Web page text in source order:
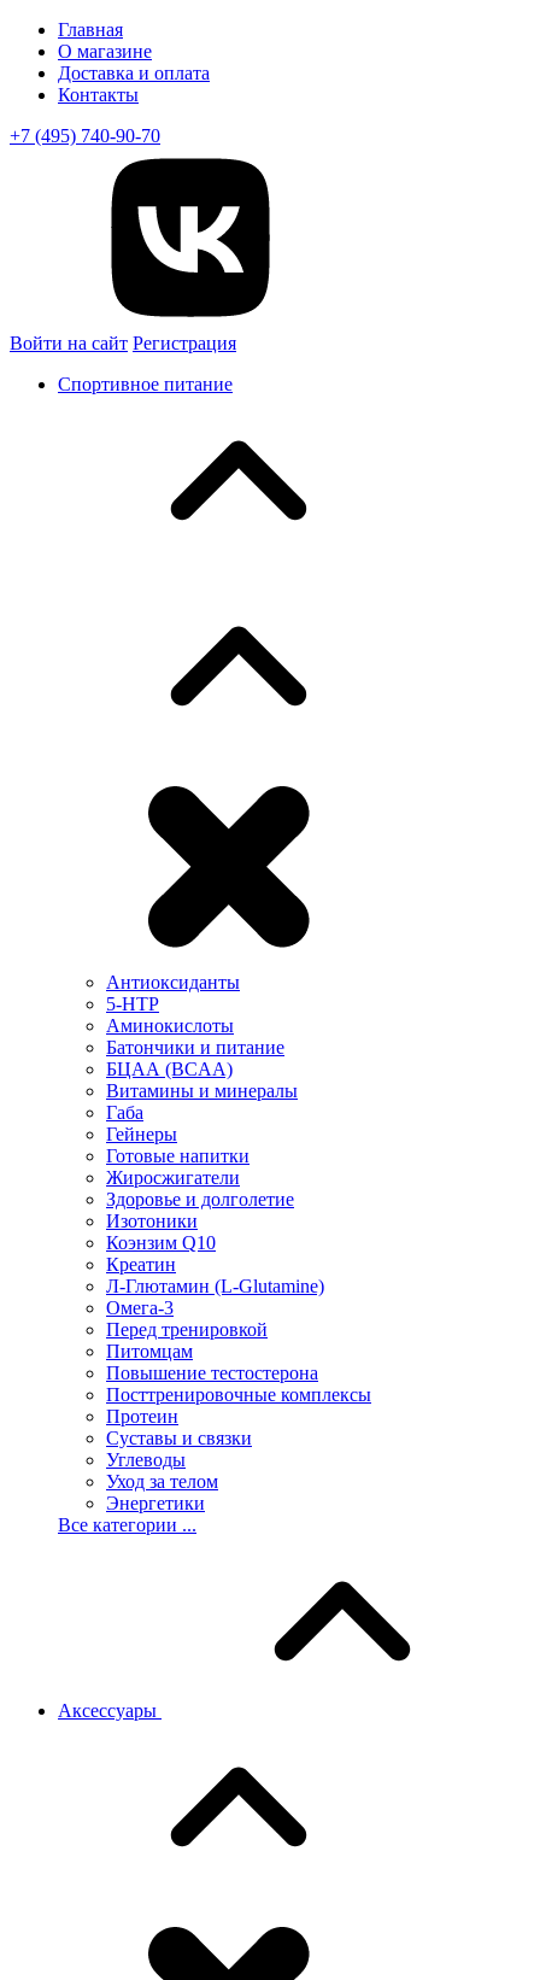
Главная
О магазине
Доставка и оплата
Контакты
+7 (495) 740-90-70
Войти на сайт Регистрация
Спортивное питание
Антиоксиданты
5-HTP
Аминокислоты
Батончики и питание
БЦАА (BCAA)
Витамины и минералы
Габа
Гейнеры
Готовые напитки
Жиросжигатели
Здоровье и долголетие
Изотоники
Коэнзим Q10
Креатин
Л-Глютамин (L-Glutamine)
Омега-3
Перед тренировкой
Питомцам
Повышение тестостерона
Посттренировочные комплексы
Протеин
Суставы и связки
Углеводы
Уход за телом
Энергетики
Все категории ...
Аксессуары